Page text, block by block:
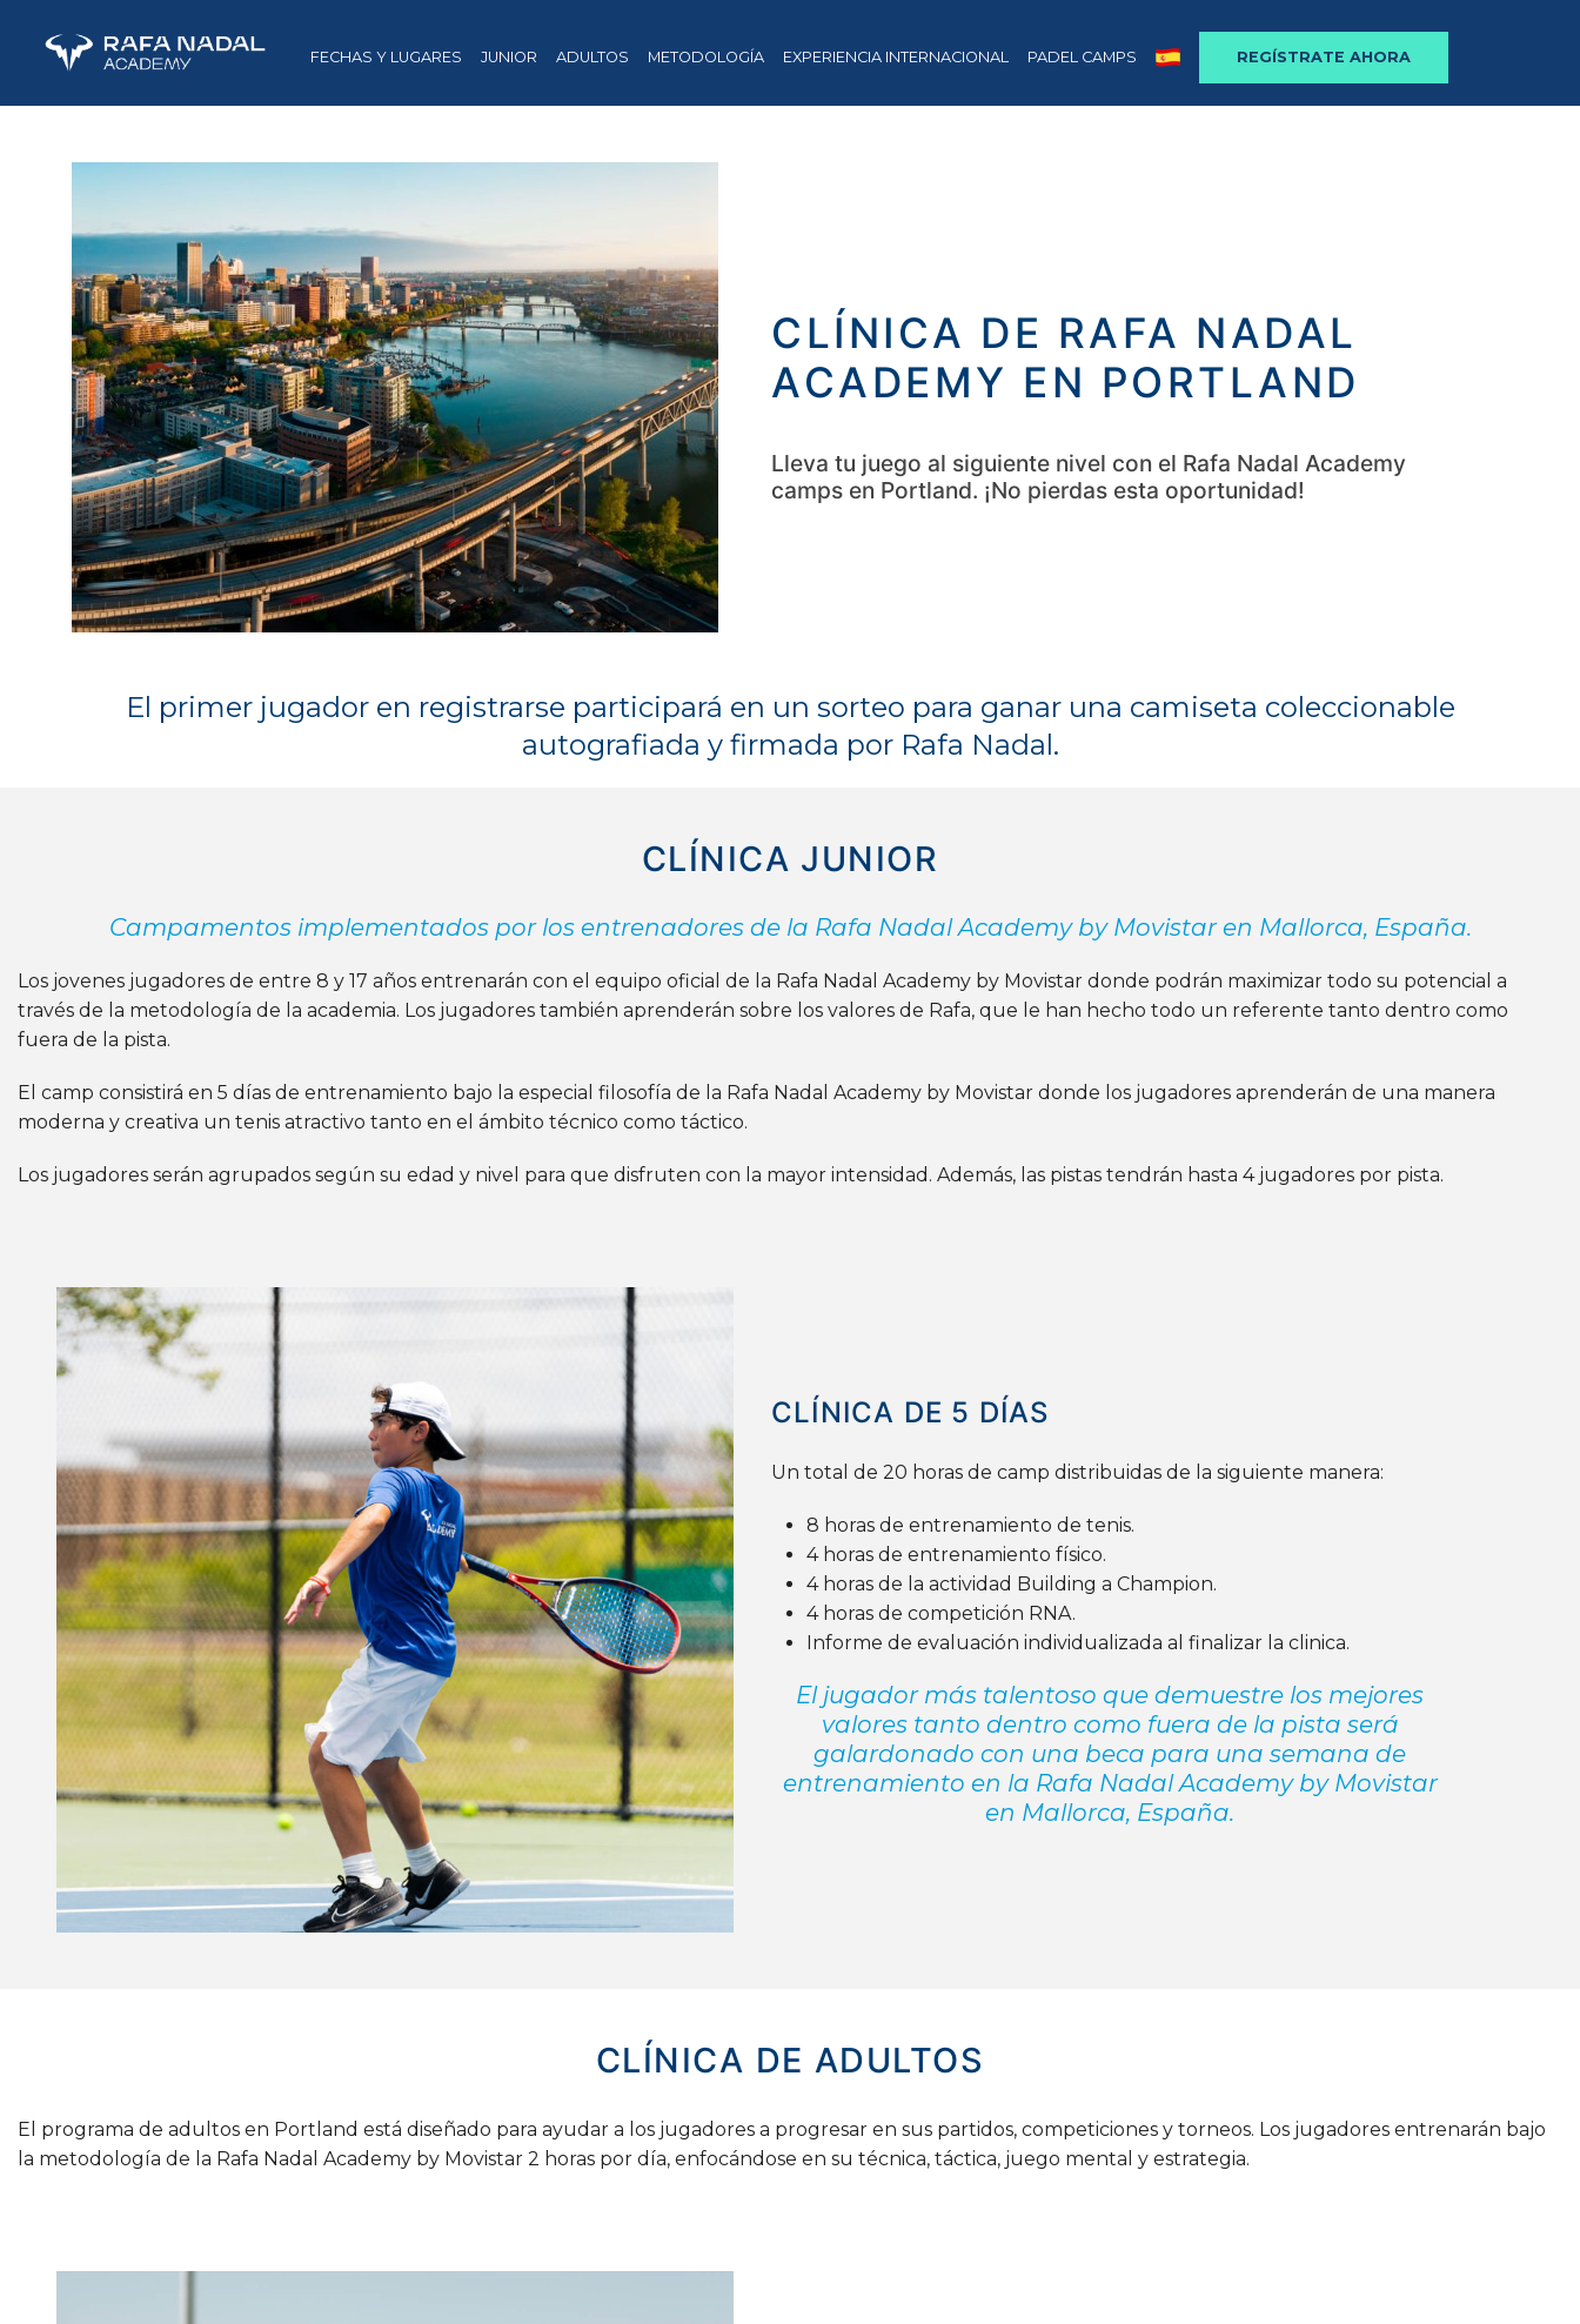
FECHAS Y LUGARES JUNIOR ADULTOS METODOLOGÍA EXPERIENCIA INTERNACIONAL PADEL CAMPS REGÍSTRATE AHORA
CLÍNICA DE RAFA NADAL
ACADEMY EN PORTLAND
Lleva tu juego al siguiente nivel con el Rafa Nadal Academy
camps en Portland. ¡No pierdas esta oportunidad!
El primer jugador en registrarse participará en un sorteo para ganar una camiseta coleccionable
autografiada y firmada por Rafa Nadal.
CLÍNICA JUNIOR
Campamentos implementados por los entrenadores de la Rafa Nadal Academy by Movistar en Mallorca, España.
Los jovenes jugadores de entre 8 y 17 años entrenarán con el equipo oficial de la Rafa Nadal Academy by Movistar donde podrán maximizar todo su potencial a
través de la metodología de la academia. Los jugadores también aprenderán sobre los valores de Rafa, que le han hecho todo un referente tanto dentro como
fuera de la pista.
El camp consistirá en 5 días de entrenamiento bajo la especial filosofía de la Rafa Nadal Academy by Movistar donde los jugadores aprenderán de una manera
moderna y creativa un tenis atractivo tanto en el ámbito técnico como táctico.
Los jugadores serán agrupados según su edad y nivel para que disfruten con la mayor intensidad. Además, las pistas tendrán hasta 4 jugadores por pista.
CLÍNICA DE 5 DÍAS
Un total de 20 horas de camp distribuidas de la siguiente manera:
8 horas de entrenamiento de tenis.
4 horas de entrenamiento físico.
4 horas de la actividad Building a Champion.
4 horas de competición RNA.
Informe de evaluación individualizada al finalizar la clinica.
El jugador más talentoso que demuestre los mejores
valores tanto dentro como fuera de la pista será
galardonado con una beca para una semana de
entrenamiento en la Rafa Nadal Academy by Movistar
en Mallorca, España.
CLÍNICA DE ADULTOS
El programa de adultos en Portland está diseñado para ayudar a los jugadores a progresar en sus partidos, competiciones y torneos. Los jugadores entrenarán bajo
la metodología de la Rafa Nadal Academy by Movistar 2 horas por día, enfocándose en su técnica, táctica, juego mental y estrategia.